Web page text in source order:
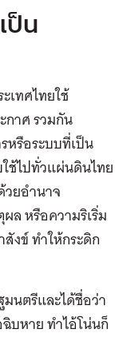
ป็น
เทศไทยใช้
กาศ รวมกัน
หรือระบบที่เป็น
ช้ไปทั่วแผ่นดินไทย
วยอำนาจ
ล หรือความริเริ่ม
งข์ ทำให้กระดิก
นตรีและได้ชื่อว่า
ฉิบหาย ทำไอ้โน่นก็